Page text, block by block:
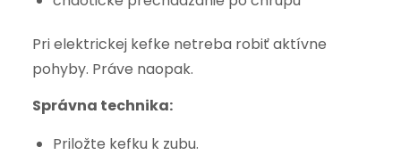
Pri elektrickej kefke netreba robiť aktívne
pohyby. Práve naopak.
Správna technika:
Priložte kefku k zubu.